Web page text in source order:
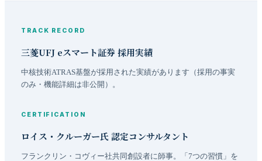
TRACK RECORD
三菱UFJ eスマート証券 採用実績
中核技術ATRAS基盤が採用された実績があります（採用の事実
のみ・機能詳細は非公開）。
CERTIFICATION
ロイス・クルーガー氏 認定コンサルタント
フランクリン・コヴィー社共同創設者に師事。「7つの習慣」を